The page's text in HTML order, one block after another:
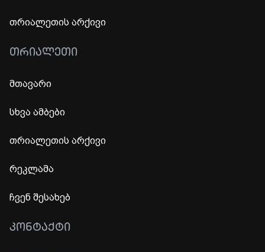
თრიალეთის არქივი
ᲗᲠᲘᲐᲚᲔᲗᲘ
მთავარი
სხვა ამბები
თრიალეთის არქივი
რეკლამა
ჩვენ შესახებ
ᲙᲝᲜᲢᲐᲥᲢᲘ